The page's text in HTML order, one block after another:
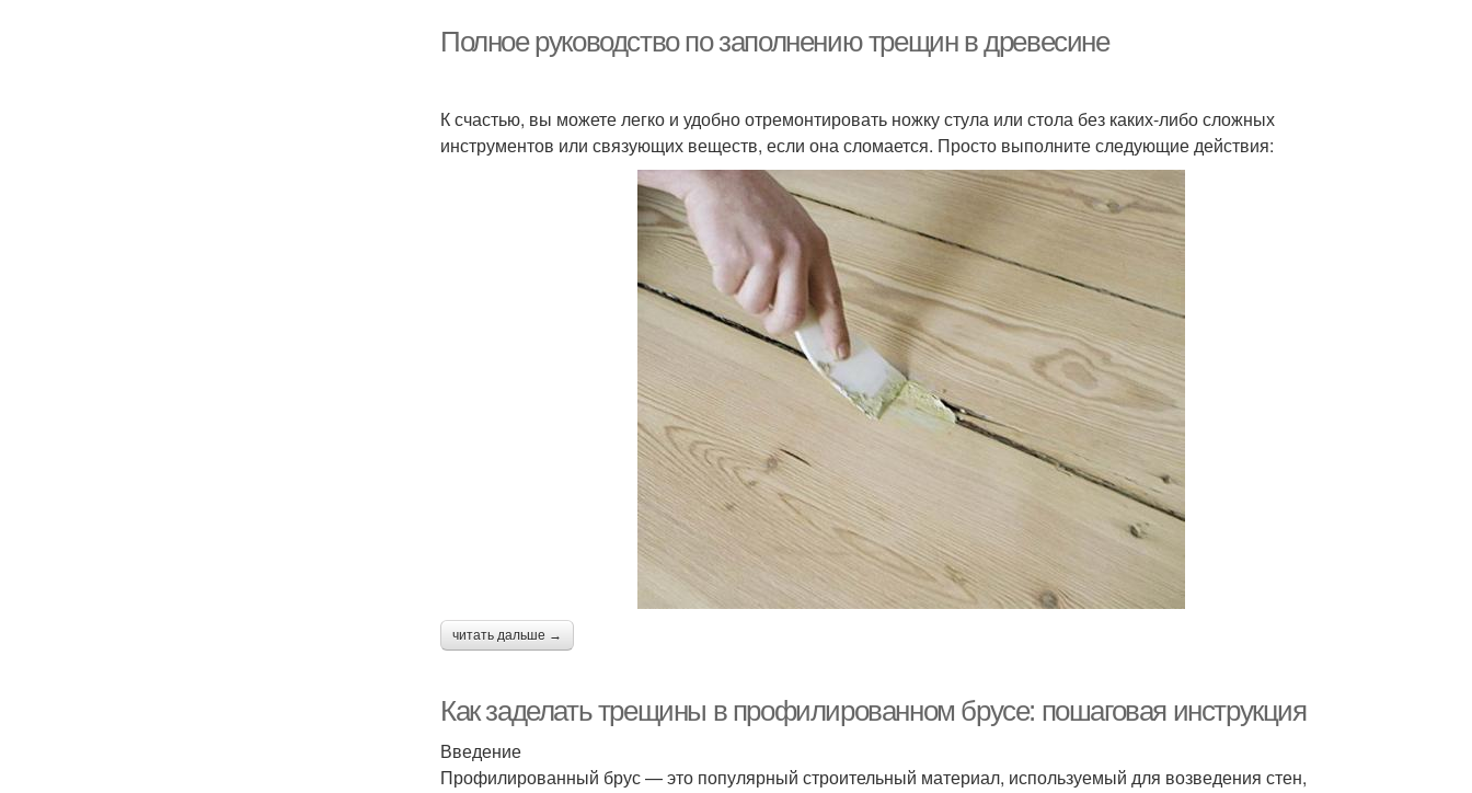
Полное руководство по заполнению трещин в древесине
К счастью, вы можете легко и удобно отремонтировать ножку стула или стола без каких-либо сложных
инструментов или связующих веществ, если она сломается. Просто выполните следующие действия:
читать дальше →
Как заделать трещины в профилированном брусе: пошаговая инструкция
Введение
Профилированный брус — это популярный строительный материал, используемый для возведения стен,